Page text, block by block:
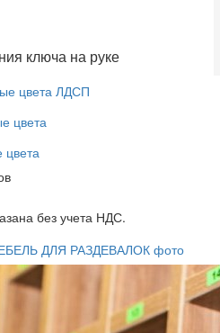
ключа на руке
цвета ЛДСП
цвета
цвета
без учета НДС.
ДЛЯ РАЗДЕВАЛОК фото